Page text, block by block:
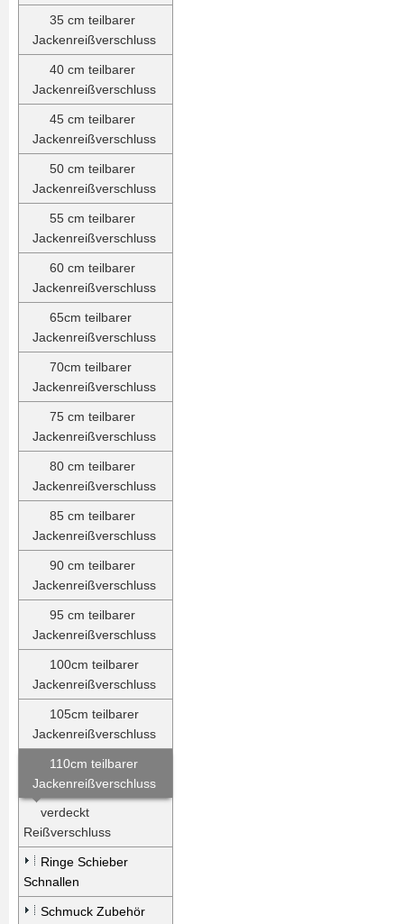
35 cm teilbarer
Jackenreißverschluss
40 cm teilbarer
Jackenreißverschluss
45 cm teilbarer
Jackenreißverschluss
50 cm teilbarer
Jackenreißverschluss
55 cm teilbarer
Jackenreißverschluss
60 cm teilbarer
Jackenreißverschluss
65cm teilbarer
Jackenreißverschluss
70cm teilbarer
Jackenreißverschluss
75 cm teilbarer
Jackenreißverschluss
80 cm teilbarer
Jackenreißverschluss
85 cm teilbarer
Jackenreißverschluss
90 cm teilbarer
Jackenreißverschluss
95 cm teilbarer
Jackenreißverschluss
100cm teilbarer
Jackenreißverschluss
105cm teilbarer
Jackenreißverschluss
110cm teilbarer
Jackenreißverschluss
verdeckt
Reißverschluss
Ringe Schieber
Schnallen
Schmuck Zubehör